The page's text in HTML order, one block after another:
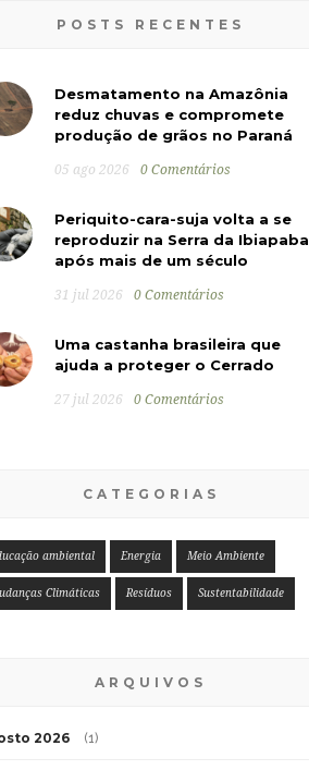
POSTS RECENTES
Desmatamento na Amazônia
reduz chuvas e compromete
produção de grãos no Paraná
05 ago 2026 0 Comentários
Periquito-cara-suja volta a se
reproduzir na Serra da Ibiapaba
após mais de um século
31 jul 2026 0 Comentários
Uma castanha brasileira que
ajuda a proteger o Cerrado
27 jul 2026 0 Comentários
CATEGORIAS
ambiental Energia Meio Ambiente
Climáticas Resíduos Sustentabilidade
ARQUIVOS
2026 (1)